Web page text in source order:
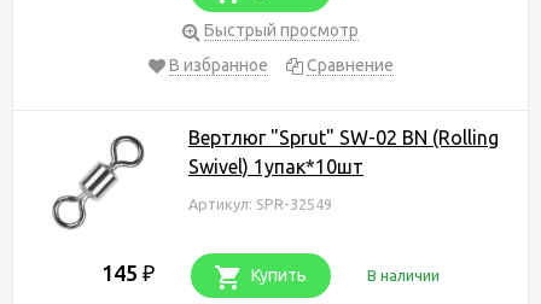
Быстрый просмотр
В избранное
Сравнение
Вертлюг "Sprut" SW-02 BN (Rolling
Swivel) 1упак*10шт
Артикул: SPR-32549
145 ₽ Купить В наличии